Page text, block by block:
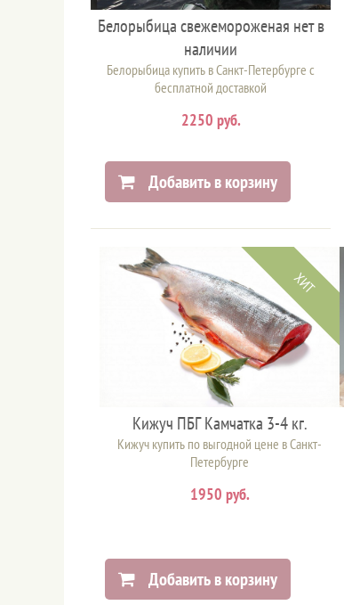
Белорыбица свежемороженая нет в
наличии
Белорыбица купить в Санкт-Петербурге с
бесплатной доставкой
2250 руб.
Добавить в корзину
ХИТ
Кижуч ПБГ Камчатка 3-4 кг.
Кижуч купить по выгодной цене в Санкт-
Петербурге
1950 руб.
Добавить в корзину